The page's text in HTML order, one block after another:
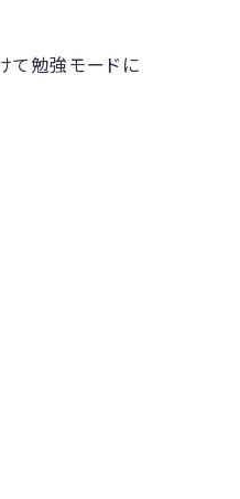
て勉強モードに